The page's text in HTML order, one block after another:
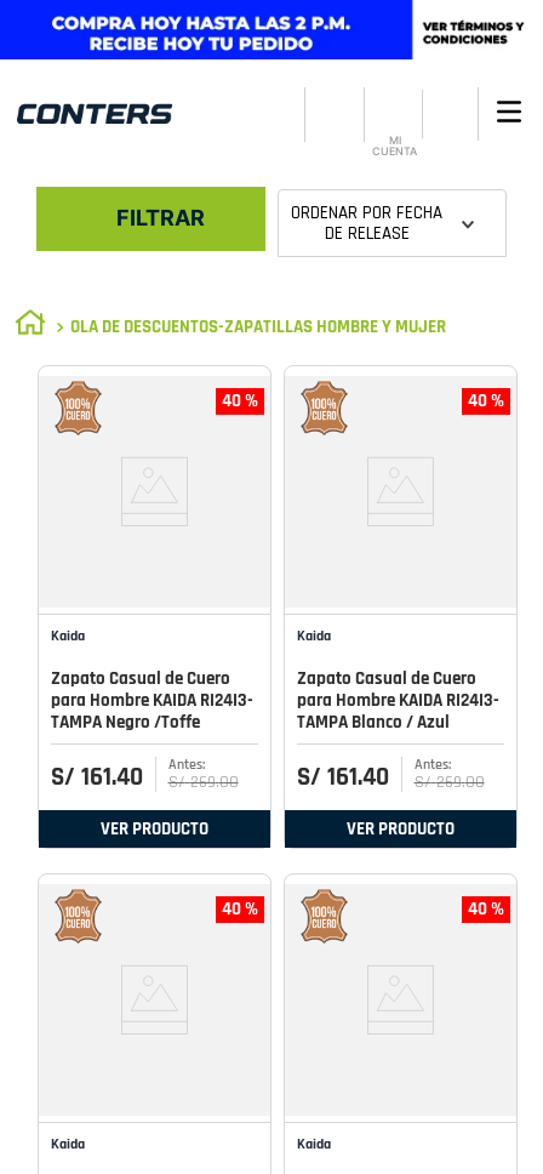
MI
CUENTA
FILTRAR ORDENAR POR FECHA
DE RELEASE
OLA DE DESCUENTOS-ZAPATILLAS HOMBRE Y MUJER
40 %
Kaida
Zapato Casual de Cuero
para Hombre KAIDA RI24I3-
TAMPA Negro /Toffe
S/ 161.40 S/ 269.00
VER PRODUCTO
40 %
Kaida
Zapato Casual de Cuero
para Hombre KAIDA RI24I3-
TAMPA Blanco / Azul
S/ 161.40 S/ 269.00
VER PRODUCTO
40 %
Kaida
40 %
Kaida